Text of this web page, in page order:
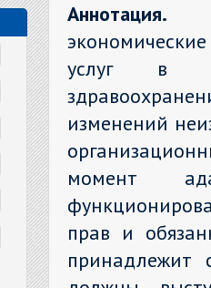
Аннотация.
услуг в
изменений
момент
прав и
принадлежит